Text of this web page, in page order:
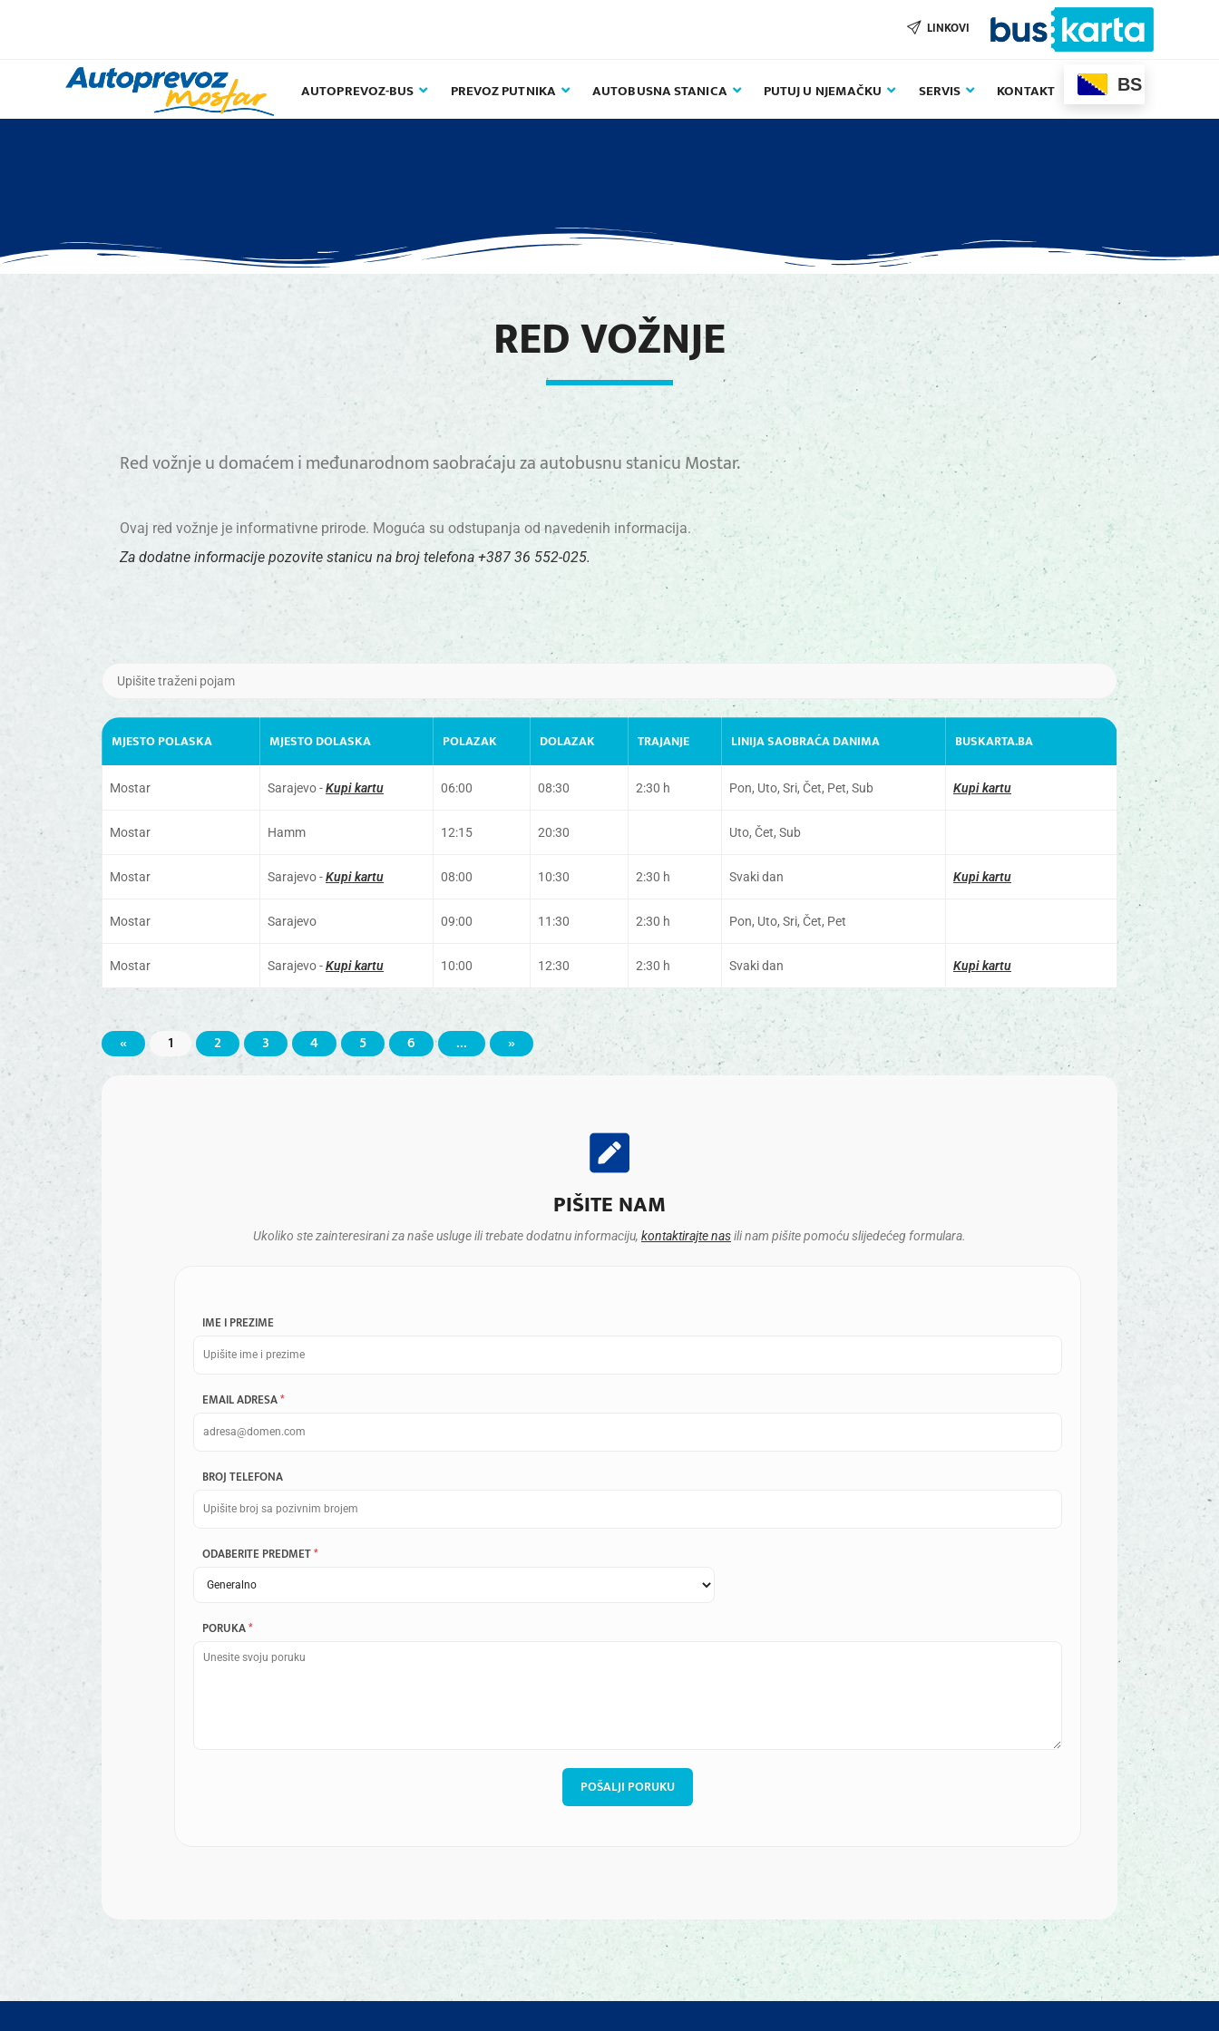
LINKOVI
AUTOPREVOZ-BUS PREVOZ PUTNIKA AUTOBUSNA STANICA PUTUJ U NJEMAČKU SERVIS KONTAKT BS
RED VOŽNJE
Red vožnje u domaćem i međunarodnom saobraćaju za autobusnu stanicu Mostar.
Ovaj red vožnje je informativne prirode. Moguća su odstupanja od navedenih informacija.
Za dodatne informacije pozovite stanicu na broj telefona +387 36 552-025.
MJESTO POLASKA MJESTO DOLASKA POLAZAK DOLAZAK TRAJANJE LINIJA SAOBRAĆA DANIMA BUSKARTA.BA
Mostar Sarajevo -Kupi kartu 06:00 08:30 2:30 h Pon, Uto, Sri, Čet, Pet, Sub Kupi kartu
Mostar Hamm 12:15 20:30 Uto, Čet, Sub
Mostar Sarajevo -Kupi kartu 08:00 10:30 2:30 h Svaki dan Kupi kartu
Mostar Sarajevo 09:00 11:30 2:30 h Pon, Uto, Sri, Čet, Pet
Mostar Sarajevo -Kupi kartu 10:00 12:30 2:30 h Svaki dan Kupi kartu
« 1 2 3 4 5 6 ... »
PIŠITE NAM
Ukoliko ste zainteresirani za naše usluge ili trebate dodatnu informaciju, kontaktirajte nasili nam pišite pomoću slijedećeg formulara.
IME I PREZIME
EMAIL ADRESA*
BROJ TELEFONA
ODABERITE PREDMET*
PORUKA*
POŠALJI PORUKU